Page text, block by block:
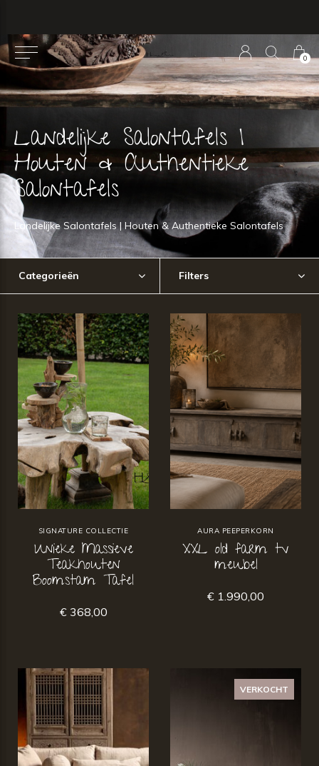
0
Landelijke Salontafels |
Houten & Authentieke
Salontafels
Landelijke Salontafels | Houten & Authentieke Salontafels
Categorieën Filters
SIGNATURE COLLECTIE
Unieke Massieve
Teakhouten
Boomstam Tafel
€ 368,00
AURA PEEPERKORN
XXL old farm tv
meubel
€ 1.990,00
VERKOCHT